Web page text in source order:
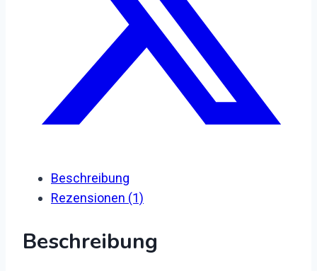
Beschreibung
Rezensionen (1)
Beschreibung